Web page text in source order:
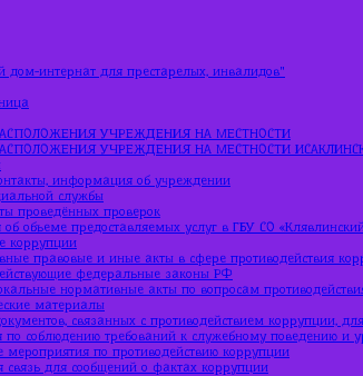
УЧРЕЖДЕНИЯ НА МЕСТНОСТИ
УЧРЕЖДЕНИЯ НА МЕСТНОСТИ
информация об учреждении
службы
проведённых проверок
об объеме предоставляемых услуг в ГБУ СО
коррупции
правовые и иные акты в сфере противодействия
федеральные законы РФ
нормативные акты по вопросам
материалы
связанных с противодействием коррупции,
по соблюдению требований к служебному поведению и
мероприятия по противодействию коррупции
связь для сообщений о фактах коррупции